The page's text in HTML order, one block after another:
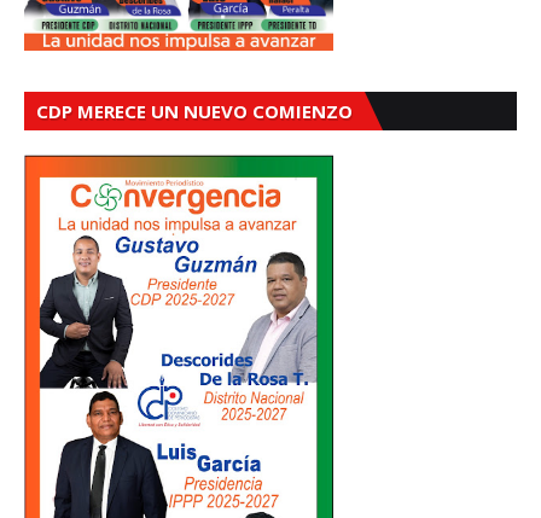
CDP MERECE UN NUEVO COMIENZO